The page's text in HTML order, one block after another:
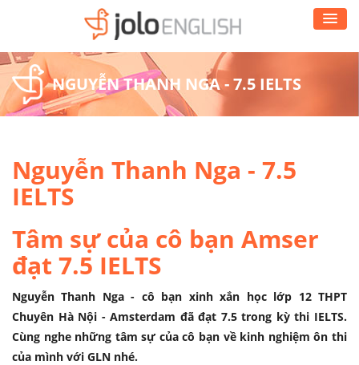
NGUYỄN THANH NGA - 7.5 IELTS
Nguyễn Thanh Nga - 7.5
IELTS
Tâm sự của cô bạn Amser
đạt 7.5 IELTS
Nguyễn Thanh Nga - cô bạn xinh xắn học lớp 12 THPT
Chuyên Hà Nội - Amsterdam đã đạt 7.5 trong kỳ thi IELTS.
Cùng nghe những tâm sự của cô bạn về kinh nghiệm ôn thi
của mình với GLN nhé.